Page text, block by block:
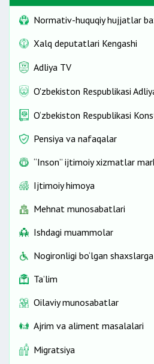
Normativ-huquqiy hujjatlar
Xalq deputatlari Kengashi
Adliya TV
O'zbekiston Respublikasi
O‘zbekiston Respublikasi
Pensiya va nafaqalar
“Inson” ijtimoiy xizmatlar
Ijtimoiy himoya
Mehnat munosabatlari
Ishdagi muammolar
Nogironligi bo‘lgan
Ta’lim
Oilaviy munosabatlar
Ajrim va aliment masalalari
Migratsiya